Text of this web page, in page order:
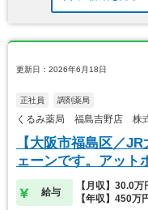
更新日：2026年6月18日
正社員 調剤薬局
くるみ薬局 福島吉野店 株
【大阪市福島区／
ェーンです。アッ
給与
【月収】30.0
【年収】450万